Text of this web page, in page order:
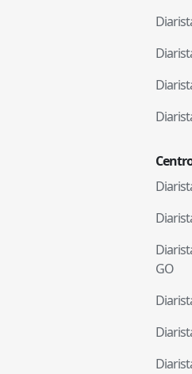
GO